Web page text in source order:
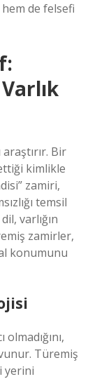
de felsefi
araştırır. Bir
kimlikle
zamiri,
temsil
varlığın
zamirler,
konumunu
Türemiş
yerini